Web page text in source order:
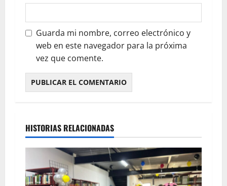
Guarda mi nombre, correo electrónico y
web en este navegador para la próxima
vez que comente.
HISTORIAS RELACIONADAS